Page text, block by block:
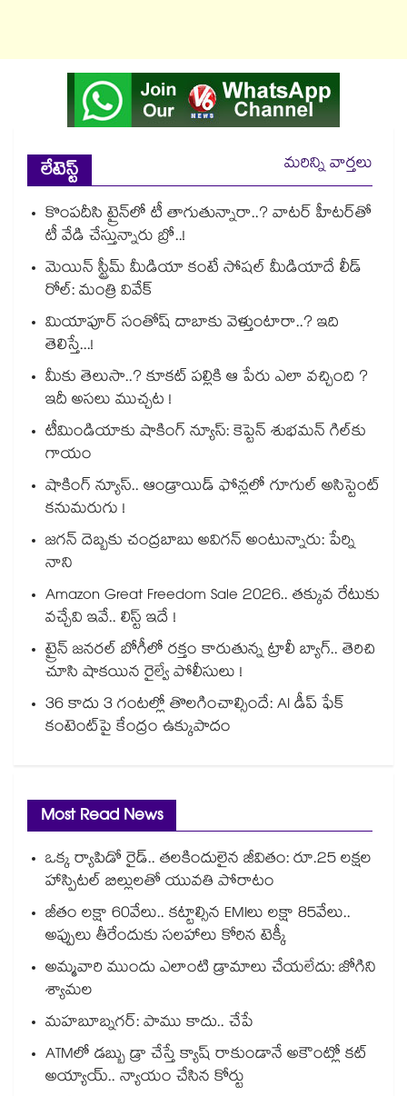
లేటెస్ట్
మరిన్ని వార్తలు
కొంపదీసి ట్రైన్⁬లో టీ తాగుతున్నారా..? వాటర్ హీటర్⁭⁭తో
టీ వేడి చేస్తున్నారు బ్రో..!
మెయిన్ స్ట్రీమ్ మీడియా కంటే సోషల్ మీడియాదే లీడ్
రోల్: మంత్రి వివేక్
మియాపూర్ సంతోష్ దాబాకు వెళ్తుంటారా..? ఇది
తెలిస్తే...!
మీకు తెలుసా..? కూకట్ పల్లికి ఆ పేరు ఎలా వచ్చింది ?
ఇదీ అసలు ముచ్చట !
టీమిండియాకు షాకింగ్ న్యూస్: కెప్టెన్ శుభమన్ గిల్‎కు
గాయం
షాకింగ్ న్యూస్.. ఆండ్రాయిడ్ ఫోన్లలో గూగుల్ అసిస్టెంట్
కనుమరుగు !
జగన్ దెబ్బకు చంద్రబాబు అవిగన్ అంటున్నారు: పేర్ని
నాని
Amazon Great Freedom Sale 2026.. తక్కువ రేటుకు
వచ్చేవి ఇవే.. లిస్ట్ ఇదే !
ట్రైన్ జనరల్ బోగీలో రక్తం కారుతున్న ట్రాలీ బ్యాగ్.. తెరిచి
చూసి షాకయిన రైల్వే పోలీసులు !
36 కాదు 3 గంటల్లో తొలగించాల్సిందే: AI డీప్ ఫేక్
కంటెంట్‎పై కేంద్రం ఉక్కుపాదం
Most Read News
ఒక్క ర్యాపిడో రైడ్.. తలకిందులైన జీవితం: రూ.25 లక్షల
హాస్పిటల్ బిల్లులతో యువతి పోరాటం
జీతం లక్షా 60వేలు.. కట్టాల్సిన EMIలు లక్షా 85వేలు..
అప్పులు తీరేందుకు సలహాలు కోరిన టెక్కీ
అమ్మవారి ముందు ఎలాంటి డ్రామాలు చేయలేదు: జోగిని
శ్యామల
మహబూబ్నగర్: పాము కాదు.. చేపే
ATMలో డబ్బు డ్రా చేస్తే క్యాష్ రాకుండానే అకౌంట్లో కట్
అయ్యాయ్.. న్యాయం చేసిన కోర్టు